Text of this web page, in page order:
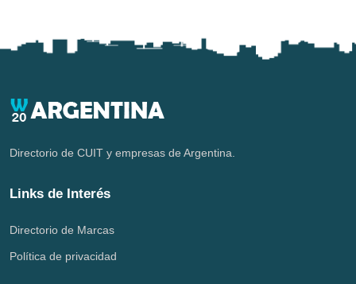
Directorio de CUIT y empresas de Argentina.
Links de Interés
Directorio de Marcas
Política de privacidad